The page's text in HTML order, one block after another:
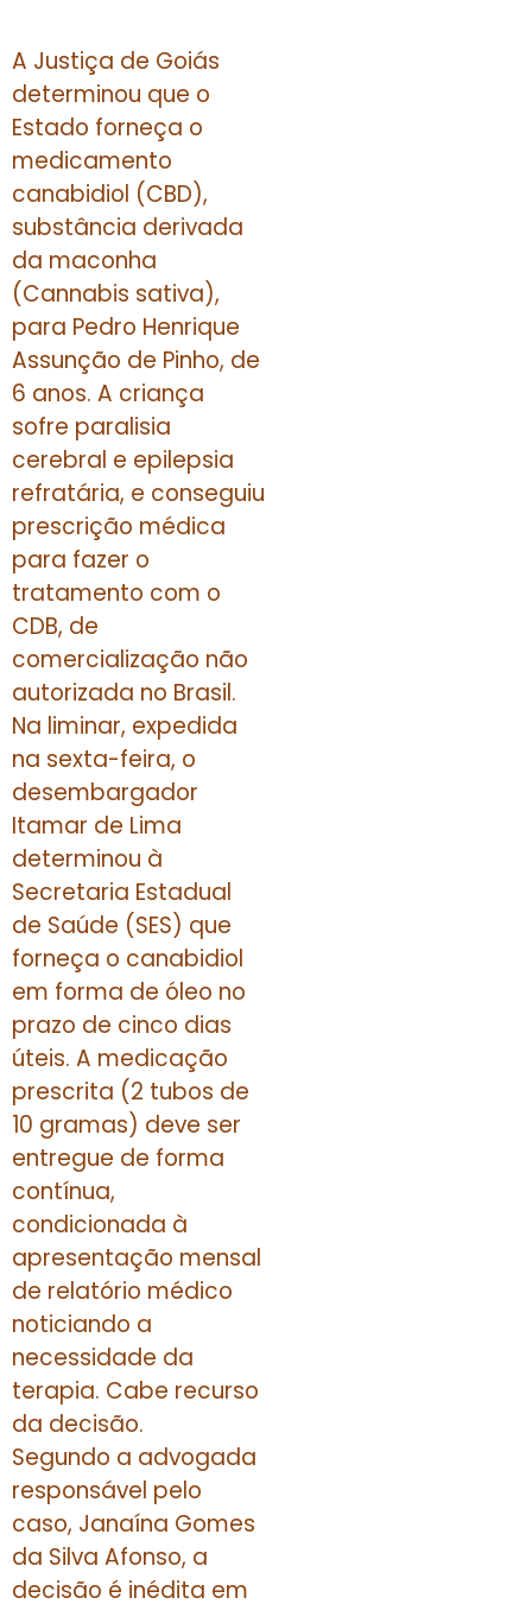
A Justiça de Goiás
determinou que o
Estado forneça o
medicamento
canabidiol (CBD),
substância derivada
da maconha
(Cannabis sativa),
para Pedro Henrique
Assunção de Pinho, de
6 anos. A criança
sofre paralisia
cerebral e epilepsia
refratária, e conseguiu
prescrição médica
para fazer o
tratamento com o
CDB, de
comercialização não
autorizada no Brasil.
Na liminar, expedida
na sexta-feira, o
desembargador
Itamar de Lima
determinou à
Secretaria Estadual
de Saúde (SES) que
forneça o canabidiol
em forma de óleo no
prazo de cinco dias
úteis. A medicação
prescrita (2 tubos de
10 gramas) deve ser
entregue de forma
contínua,
condicionada à
apresentação mensal
de relatório médico
noticiando a
necessidade da
terapia. Cabe recurso
da decisão.
Segundo a advogada
responsável pelo
caso, Janaína Gomes
da Silva Afonso, a
decisão é inédita em